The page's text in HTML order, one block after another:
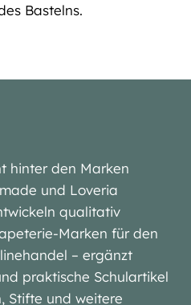
Bastelns.
hinter den Marken
und Loveria
qualitativ
Marken für den
– ergänzt
praktische Schulartikel
Stifte und weitere